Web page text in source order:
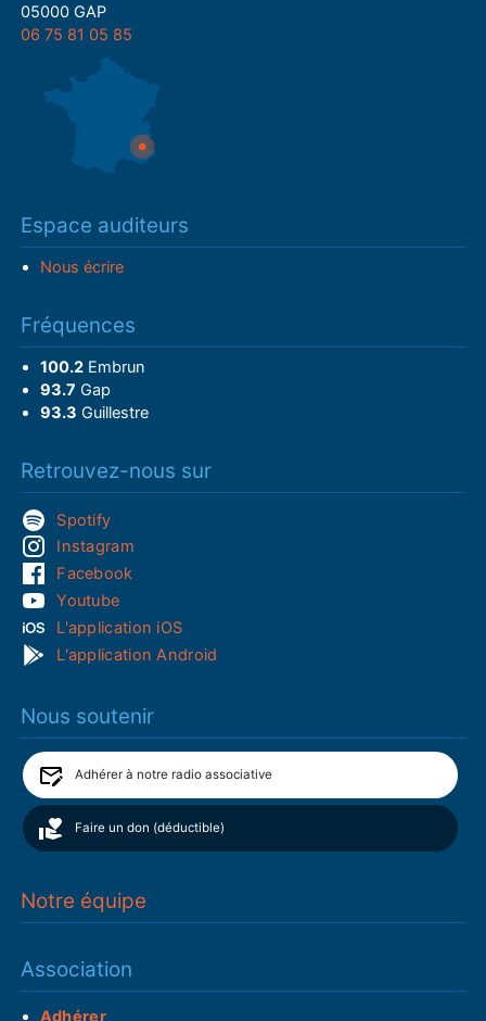
05000 GAP
06 75 81 05 85
Espace auditeurs
Nous écrire
Fréquences
100.2Embrun
93.7 Gap
93.3 Guillestre
Retrouvez-nous sur
Spotify
Instagram
Facebook
Youtube
L'application iOS
L'application Android
Nous soutenir
Adhérer à notre radio associative
Faire un don (déductible)
Notre équipe
Association
Adhérer